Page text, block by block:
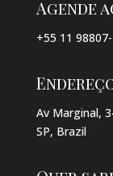
Agende
+55 11
Av Marginal,
SP, Brazil